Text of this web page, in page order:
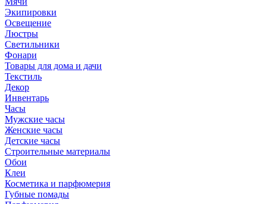
Экипировки
Освещение
Люстры
Светильники
Фонари
Товары для дома и дачи
Текстиль
Декор
Инвентарь
Часы
Мужские часы
Женские часы
Детские часы
Строительные материалы
Обои
Клеи
Косметика и парфюмерия
Губные помады